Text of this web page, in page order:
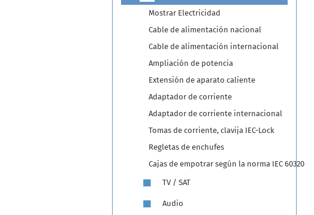
Mostrar Electricidad
Cable de alimentación nacional
Cable de alimentación internacional
Ampliación de potencia
Extensión de aparato caliente
Adaptador de corriente
Adaptador de corriente internacional
Tomas de corriente, clavija IEC-Lock
Regletas de enchufes
Cajas de empotrar según la norma IEC 60320
TV / SAT
Audio